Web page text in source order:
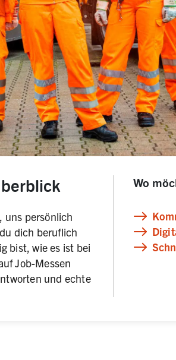
uns persönlich
dich beruflich
bist, wie es ist bei
Job-Messen
und echte
​Wo